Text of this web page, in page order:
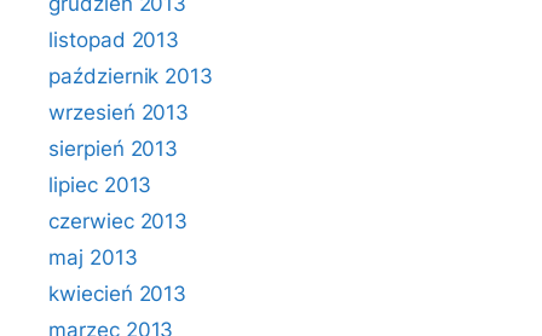
listopad 2013
październik 2013
wrzesień 2013
sierpień 2013
lipiec 2013
czerwiec 2013
maj 2013
kwiecień 2013
marzec 2013